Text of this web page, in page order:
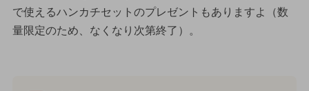
で使えるハンカチセットのプレゼントもありますよ（数
量限定のため、なくなり次第終了）。